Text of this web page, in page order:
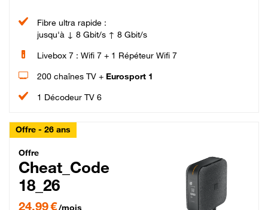
Fibre ultra rapide :
jusqu'à ↓ 8 Gbit/s ↑ 8 Gbit/s
Livebox 7 : Wifi 7 + 1 Répéteur Wifi 7
200 chaînes TV + Eurosport 1
1 Décodeur TV 6
Offre - 26 ans
Cheat_Code Fibre_18_26
Offre
Cheat_Code
18_26
24,99 € par mois pendant 0 mois puis 49,99 € par mois, Sans engagement
24,99 €/mois